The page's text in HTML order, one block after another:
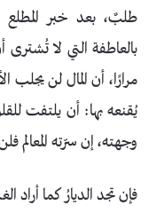
طلبٌ، بعد خبر
بالعاطفة التي لا تُشترى
مرارًا، أن المال لن
يُقنعه بها: أن يلتفت
وجهته، إن سرّته المعالم
فإن تجد الديارُ كما أراد